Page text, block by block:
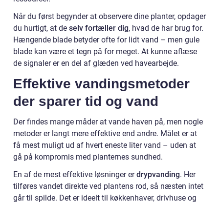
Når du først begynder at observere dine planter, opdager
du hurtigt, at de selv fortæller dig, hvad de har brug for.
Hængende blade betyder ofte for lidt vand – men gule
blade kan være et tegn på for meget. At kunne aflæse
de signaler er en del af glæden ved havearbejde.
Effektive vandingsmetoder
der sparer tid og vand
Der findes mange måder at vande haven på, men nogle
metoder er langt mere effektive end andre. Målet er at
få mest muligt ud af hvert eneste liter vand – uden at
gå på kompromis med planternes sundhed.
En af de mest effektive løsninger erdrypvanding. Her
tilføres vandet direkte ved plantens rod, så næsten intet
går til spilde. Det er ideelt til køkkenhaver, drivhuse og